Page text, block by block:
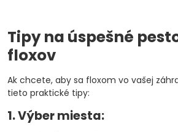
Tipy na úspešné
floxov
Ak chcete, aby sa floxom vo vašej
tieto praktické tipy:
1. Výber miesta: